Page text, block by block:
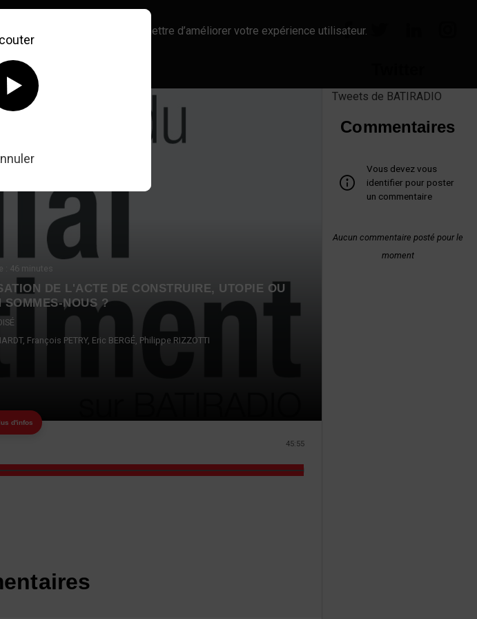
au direct
: 46 minutes
DE L'ACTE DE CONSTRUIRE, UTOPIE OU
SOMMES-NOUS ?
François PETRY Eric BERGÉ Philippe RIZZOTTI
d'infos
45:55
Tweets de BATIRADIO
Commentaires
Vous devez vous
identifier pour poster
un commentaire
Aucun commentaire posté pour le
moment
cookies afin de nous permettre d’améliorer votre expérience utilisateur.